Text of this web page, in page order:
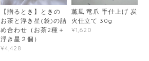
【贈るとき】ときの
お茶と浮き星(袋)の詰
め合わせ（お茶2種＋
浮き星２個）
¥4,428
薫風 竜爪 手仕上げ 炭
火仕立て 30g
¥1,620